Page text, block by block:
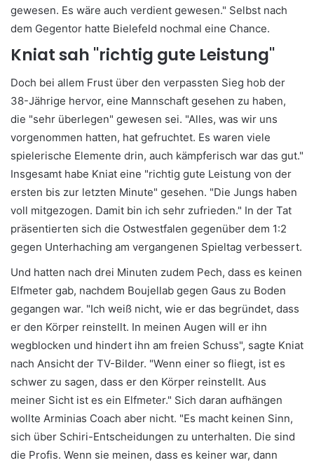
gewesen. Es wäre auch verdient gewesen." Selbst nach
dem Gegentor hatte Bielefeld nochmal eine Chance.
Kniat sah "richtig gute Leistung"
Doch bei allem Frust über den verpassten Sieg hob der
38-Jährige hervor, eine Mannschaft gesehen zu haben,
die "sehr überlegen" gewesen sei. "Alles, was wir uns
vorgenommen hatten, hat gefruchtet. Es waren viele
spielerische Elemente drin, auch kämpferisch war das gut."
Insgesamt habe Kniat eine "richtig gute Leistung von der
ersten bis zur letzten Minute" gesehen. "Die Jungs haben
voll mitgezogen. Damit bin ich sehr zufrieden." In der Tat
präsentierten sich die Ostwestfalen gegenüber dem 1:2
gegen Unterhaching am vergangenen Spieltag verbessert.
Und hatten nach drei Minuten zudem Pech, dass es keinen
Elfmeter gab, nachdem Boujellab gegen Gaus zu Boden
gegangen war. "Ich weiß nicht, wie er das begründet, dass
er den Körper reinstellt. In meinen Augen will er ihn
wegblocken und hindert ihn am freien Schuss", sagte Kniat
nach Ansicht der TV-Bilder. "Wenn einer so fliegt, ist es
schwer zu sagen, dass er den Körper reinstellt. Aus
meiner Sicht ist es ein Elfmeter." Sich daran aufhängen
wollte Arminias Coach aber nicht. "Es macht keinen Sinn,
sich über Schiri-Entscheidungen zu unterhalten. Die sind
die Profis. Wenn sie meinen, dass es keiner war, dann